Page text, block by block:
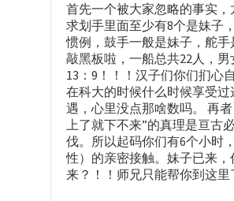
首先一个被大家忽略的事实，
求划手里面至少有8个是妹子
惯例，鼓手一般是妹子，舵手
敲黑板啦，一船总共22人，男
13：9！！！汉子们你们扪心
在科大的时候什么时候享受过
遇，心里没点那啥数吗。 再
上了就下不来”的真理是亘古
伐。所以起码你们有6个小时
性）的亲密接触。妹子已来，
来？！！师兄只能帮你到这